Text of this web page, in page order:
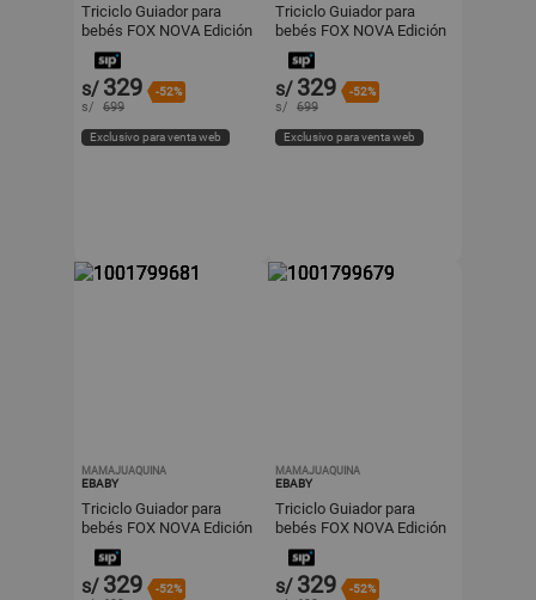
Triciclo Guiador para
bebés FOX NOVA Edición
Limitada Blue
s/ 329 -52%
s/ 699
Exclusivo para venta web
Triciclo Guiador para
bebés FOX NOVA Edición
Limitada Brown
s/ 329 -52%
s/ 699
Exclusivo para venta web
MAMAJUAQUINA
EBABY
Triciclo Guiador para
bebés FOX NOVA Edición
Limitada Dark Pink
s/ 329 -52%
MAMAJUAQUINA
EBABY
Triciclo Guiador para
bebés FOX NOVA Edición
Limitada Black
s/ 329 -52%